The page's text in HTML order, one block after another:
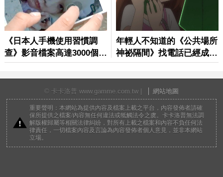
© 卡卡洛普 www.gamme.com.tw | 網站地圖
重要聲明：本網站為提供內容及檔案上載之平台，內容發佈者請確
保所提供之檔案/內容無任何違法或牴觸法令之虞。卡卡洛普無法調
解版權歸屬等相關法律糾紛，對所有上載之檔案和內容不負任何法
律責任，一切檔案內容及言論為內容發佈者個人意見，並非本網站
立場。